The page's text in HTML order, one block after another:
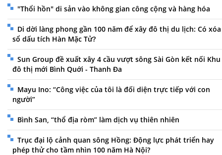
"Thổi hồn" di sản vào không gian công cộng và hàng hóa
Di dời làng phong gần 100 năm để xây đô thị du lịch: Có xóa
sổ dấu tích Hàn Mặc Tử?
Sun Group đề xuất xây 4 cầu vượt sông Sài Gòn kết nối Khu
đô thị mới Bình Quới - Thanh Đa
Mayu Ino: “Công việc của tôi là đối diện trực tiếp với con
người”
Bình San, “thổ địa ròm” làm dịch vụ thiên nhiên
Trục đại lộ cảnh quan sông Hồng: Động lực phát triển hay
phép thử cho tầm nhìn 100 năm Hà Nội?